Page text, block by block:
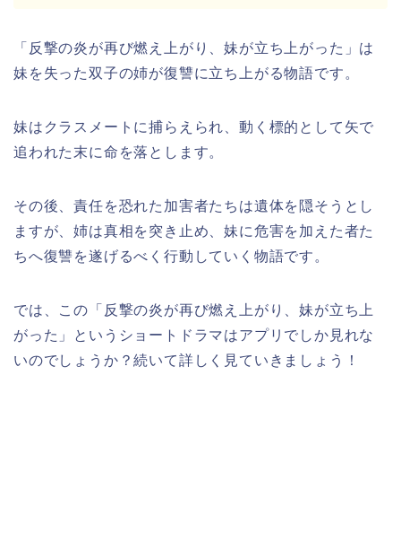
「反撃の炎が再び燃え上がり、妹が立ち上がった」は
妹を失った双子の姉が復讐に立ち上がる物語です。
妹はクラスメートに捕らえられ、動く標的として矢で
追われた末に命を落とします。
その後、責任を恐れた加害者たちは遺体を隠そうとし
ますが、姉は真相を突き止め、妹に危害を加えた者た
ちへ復讐を遂げるべく行動していく物語です。
では、この 「反撃の炎が再び燃え上がり、妹が立ち上
がった」
というショートドラマはアプリでしか見れな
いのでしょうか？続いて詳しく見ていきましょう！